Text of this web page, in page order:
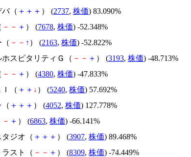
バ（ ＋ ＋ ＋ ） (2737, 株価) 83.090%
－ － ＋ ） (7678, 株価) -52.348%
－ － ↑ ） (2163, 株価) -52.822%
スピタリティＧ（ － － ＋ ） (3193, 株価) -48.713%
－ － ＋ ） (4380, 株価) -47.833%
Ｉ（ ＋ ＋ ↓ ） (5240, 株価) 57.692%
＋ ＋ ＋ ） (4052, 株価) 127.778%
－ ＋ ） (6863, 株価) -66.141%
タジオ（ ＋ ＋ ＋ ） (3907, 株価) 89.468%
ラスト（ － － ＋ ） (8309, 株価) -74.449%